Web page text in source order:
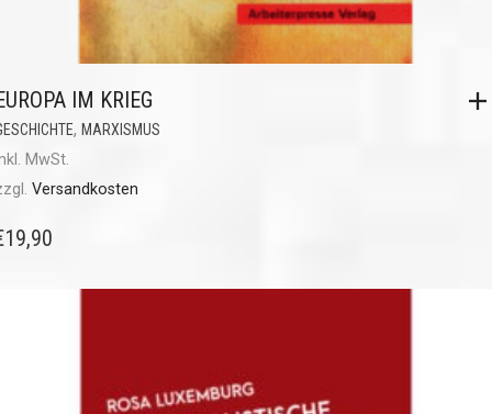
IM KRIEG
, MARXISMUS
MwSt.
Versandkosten
19,90